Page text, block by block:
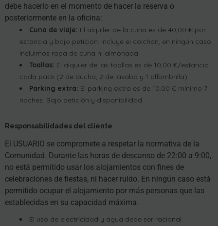
debe hacerlo en el momento de hacer la reserva o
posteriormente en la oficina:
Cuna de viaje: El alquiler de la cuna es de 40,00 € por
estancia y bajo petición. Incluye el colchón, en ningún caso
incluimos ropa de cuna ni almohada.
Toallas: El alquiler de las toallas es de 10,00 €/estancia
cada pack (2 de ducha, 2 de lavabo y 1 alfombrilla)
Parking extra: El parking extra es de 10,00 € mínimo 7
noches. Bajo petición y disponibilidad.
Responsabilidades del cliente
El USUARIO se compromete a respetar la normativa de la
Comunidad. Durante las horas de descanso de 22:00 a 9:00,
no está permitido usar los alojamientos con fines de
celebraciones de fiestas, ni hacer ruido. En ningún caso está
permitido ocupar el alojamiento por más personas que las
establecidas en su capacidad máxima.
El uso de electricidad y agua debe ser racional.